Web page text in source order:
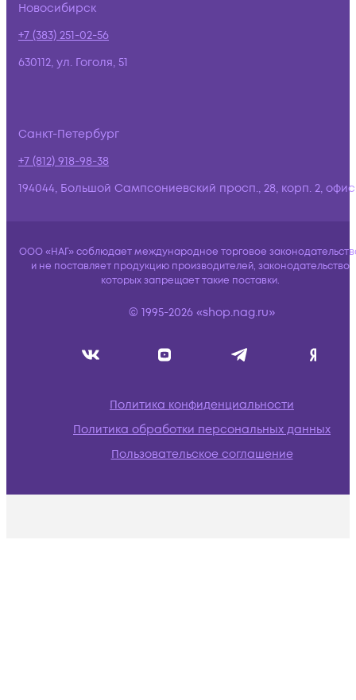
Новосибирск
+7 (383) 251-02-56
630112, ул. Гоголя, 51
Санкт-Петербург
+7 (812) 918-98-38
194044, Большой Сампсониевский просп., 28, корп. 2,
ООО «НАГ» соблюдает международное торговое
и не поставляет продукцию производителей, законодательство
которых запрещает такие поставки.
© 1995-2026 «shop.nag.ru»
Политика конфиденциальности
Политика обработки персональных данных
Пользовательское соглашение